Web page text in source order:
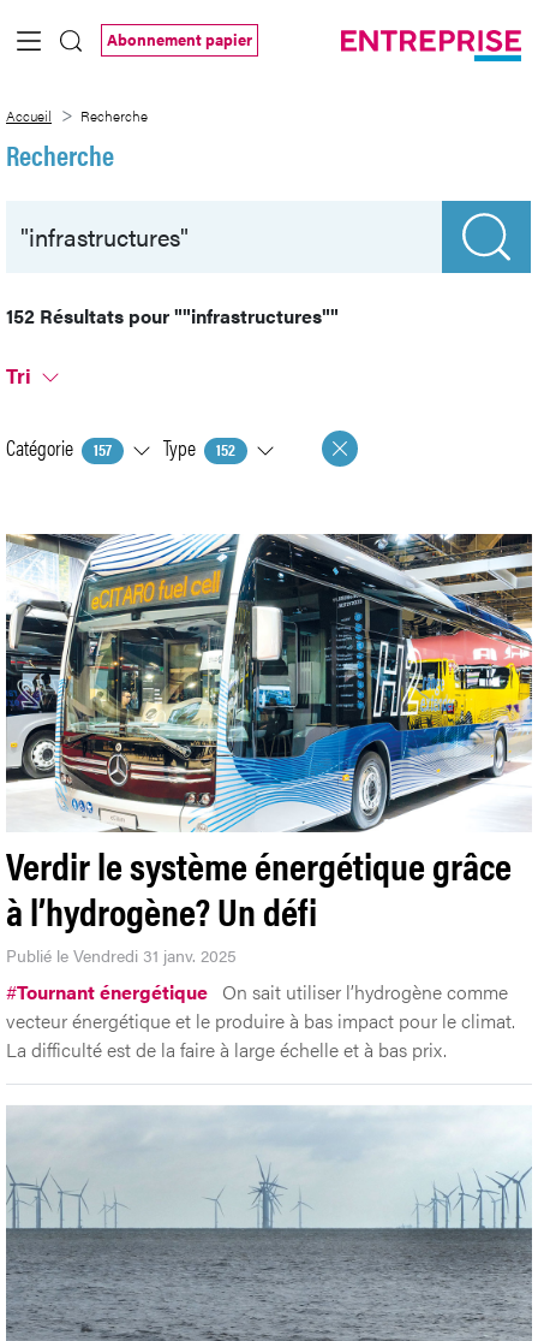
Saut au contenu principal
Abonnement papier
Accueil Recherche
Recherche
152 Résultats pour""infrastructures""
Tri
Catégorie 157 Type 152
Verdir le système énergétique grâce
à l’hydrogène? Un défi
Publié le Vendredi 31 janv. 2025
#Tournant énergétique On sait utiliser l’hydrogène comme
vecteur énergétique et le produire à bas impact pour le climat.
La difficulté est de la faire à large échelle et à bas prix.